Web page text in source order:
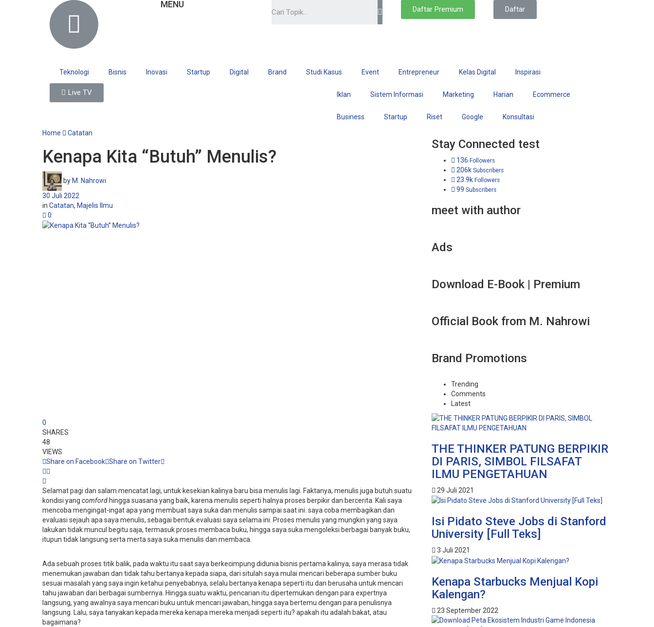
MENU Daftar Premium Daftar
Teknologi Bisnis Inovasi Startup Digital Brand Studi Kasus Event Entrepreneur Kelas Digital Inspirasi
Live TV Iklan Sistem Informasi Marketing Harian Ecommerce
Business Startup Riset Google Konsultasi
Home Catatan
Kenapa Kita “Butuh” Menulis?
by M. Nahrowi
30 Juli 2022
in Catatan, Majelis Ilmu
0
0
SHARES
48
VIEWS
Share on Facebook Share on Twitter
Selamat pagi dan salam mencatat lagi, untuk kesekian kalinya baru bisa menulis lagi. Faktanya, menulis juga butuh suatu
kondisi yang comford hingga suasana yang baik, karena menulis seperti halnya proses berpikir dan bercerita. Kali saya
mencoba mengingat-ingat apa yang membuat saya suka dan menulis sampai saat ini. saya coba membagikan dan
evaluasi sejauh apa saya menulis, sebagai bentuk evaluasi saya selama ini. Proses menulis yang mungkin yang saya
lakukan tidak muncul begitu saja, termasuk proses membaca buku, hingga saya suka mengoleksi berbagai banyak buku,
itupun tidak langsung serta merta saya suka menulis dan membaca.
Ada sebuah proses titik balik, pada waktu itu saat saya berkecimpung didunia bisnis pertama kalinya, saya merasa tidak
menemukan jawaban dan tidak tahu bertanya kepada siapa, dari situlah saya mulai mencari beberapa sumber buku
sesuai masalah yang saya ingin ketahui penyebabnya, selalu bertanya kenapa seperti itu dan berusaha untuk mencari
tahu jawaban dari berbagai sumbernya. Hingga suatu waktu, pencarian itu dipertemukan dengan para expertnya
langsung, yang awalnya saya mencari buku untuk mencari jawaban, hingga saya bertemu dengan para penulisnya
langsung. Lalu, saya tanyakan kepada mereka kenapa mereka menjadi seperti itu? apakah itu adalah bakat, atau
bagaimana?
Stay Connected test
136 Followers
206k Subscribers
23.9k Followers
99 Subscribers
meet with author
Ads
Download E-Book | Premium
Official Book from M. Nahrowi
Brand Promotions
Trending
Comments
Latest
THE THINKER PATUNG BERPIKIR
DI PARIS, SIMBOL FILSAFAT
ILMU PENGETAHUAN
29 Juli 2021
Isi Pidato Steve Jobs di Stanford
University [Full Teks]
3 Juli 2021
Kenapa Starbucks Menjual Kopi
Kalengan?
23 September 2022